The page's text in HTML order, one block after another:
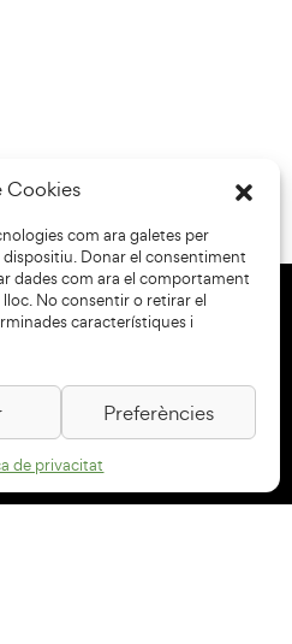
Cookies
com ara galetes per
Donar el consentiment
dades com ara el comportament
No consentir o retirar el
característiques i
Preferències
de privacitat